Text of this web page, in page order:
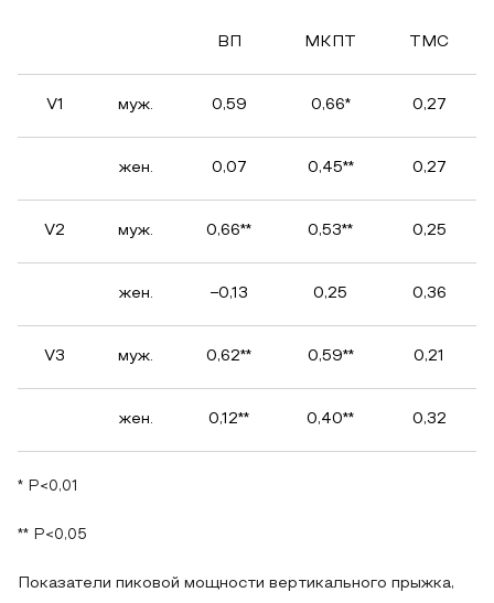
ВП МКПТ ТМС
V1 муж. 0,59 0,66* 0,27
жен. 0,07 0,45** 0,27
V2 муж. 0,66** 0,53** 0,25
жен. −0,13 0,25 0,36
V3 муж. 0,62** 0,59** 0,21
жен. 0,12** 0,40** 0,32
* P<0,01
** P<0,05
Показатели пиковой мощности вертикального прыжка,